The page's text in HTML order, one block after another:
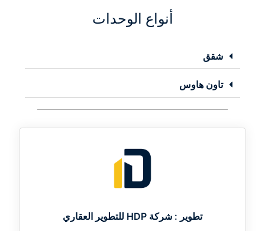
أنواع الوحدات
شقق
تاون هاوس
تطوير : شركة HDP للتطوير العقاري